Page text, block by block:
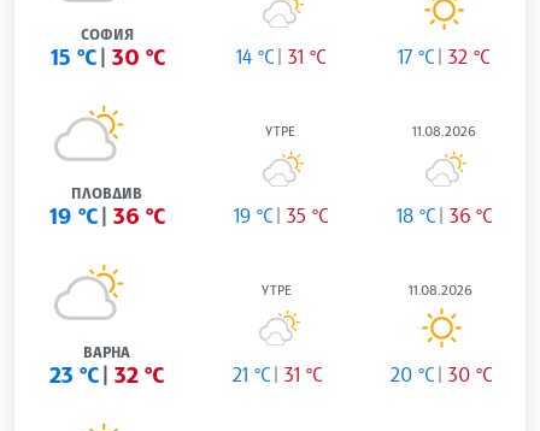
СОФИЯ
15 °C 30 °C 14 °C 31 °C 17 °C 32 °C
ПЛОВДИВ
19 °C 36 °C
УТРЕ
19 °C 35 °C
11.08.2026
18 °C 36 °C
ВАРНА
23 °C 32 °C
УТРЕ
21 °C 31 °C
11.08.2026
20 °C 30 °C